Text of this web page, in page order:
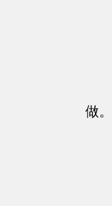
做。